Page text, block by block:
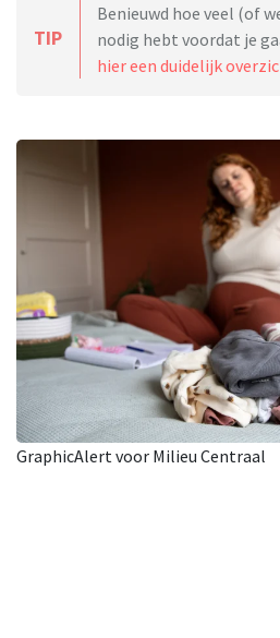
TIP
Benieuwd hoe veel (of
nodig hebt voordat je
hier een duidelijk
GraphicAlert voor Milieu Centraal